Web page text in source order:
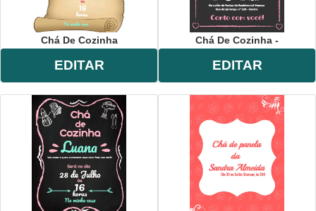
Chá De Cozinha
EDITAR
Chá De Cozinha -
EDITAR